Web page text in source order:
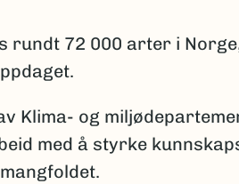
rundt 72 000 arter i
Klima- og
med å styrke